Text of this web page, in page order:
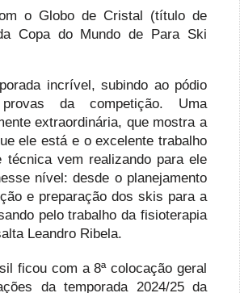
o Globo de Cristal (título de
Copa do Mundo de Para Ski
incrível, subindo ao pódio
da competição. Uma
extraordinária, que mostra a
ele está e o excelente trabalho
técnica vem realizando para ele
nível: desde o planejamento
e preparação dos skis para a
pelo trabalho da fisioterapia
Leandro Ribela.
ficou com a 8ª colocação geral
da temporada 2024/25 da